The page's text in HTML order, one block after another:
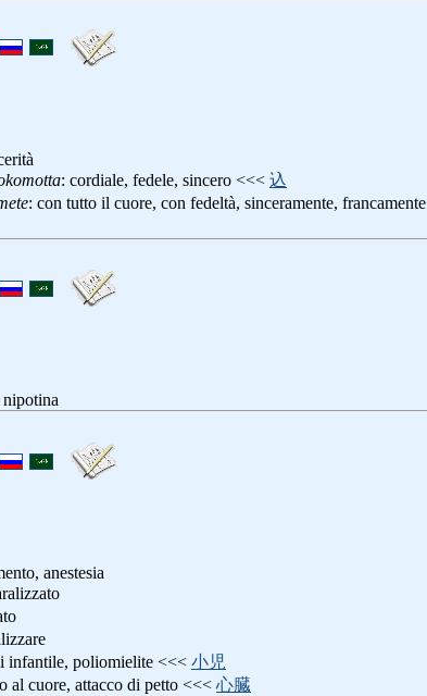
: cordiale, fedele, sincero <<< 込
: con tutto il cuore, con fedeltà, sinceramente, francamente
anestesia
infantile, poliomielite <<< 小児
al cuore, attacco di petto <<< 心臓